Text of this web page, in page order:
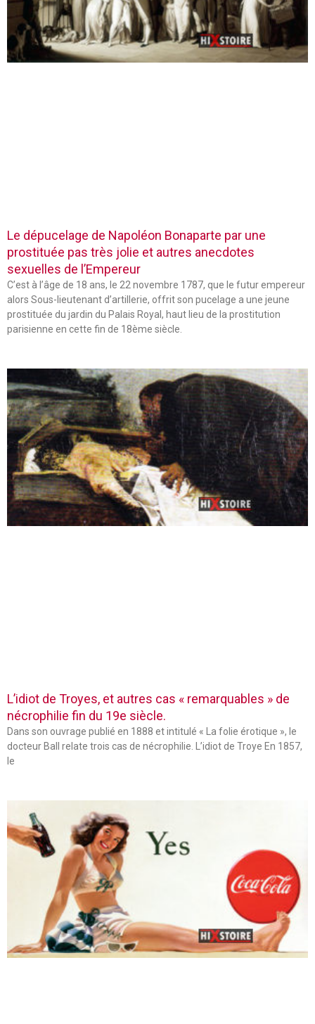
Le dépucelage de Napoléon Bonaparte par une
prostituée pas très jolie et autres anecdotes
sexuelles de l’Empereur
C’est à l’âge de 18 ans, le 22 novembre 1787, que le futur empereur
alors Sous-lieutenant d’artillerie, offrit son pucelage a une jeune
prostituée du jardin du Palais Royal, haut lieu de la prostitution
parisienne en cette fin de 18ème siècle.
L’idiot de Troyes, et autres cas « remarquables » de
nécrophilie fin du 19e siècle.
Dans son ouvrage publié en 1888 et intitulé « La folie érotique », le
docteur Ball relate trois cas de nécrophilie. L’idiot de Troye En 1857,
le